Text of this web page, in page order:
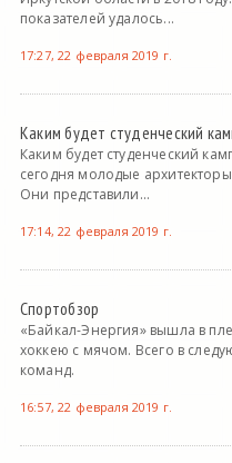
показателей удалось...
17:27, 22 февраля 2019 г.
Каким будет студенческий
Каким будет студенческий
сегодня молодые
Они представили...
17:14, 22 февраля 2019 г.
Спортобзор
«Байкал-Энергия» вышла в
хоккею с мячом. Всего в
команд.
16:57, 22 февраля 2019 г.